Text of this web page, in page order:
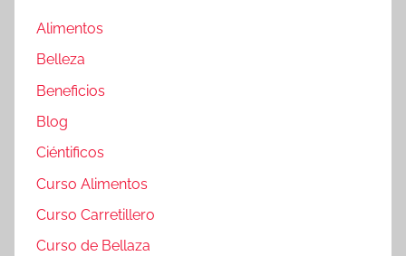
Alimentos
Belleza
Beneficios
Blog
Ciéntificos
Curso Alimentos
Curso Carretillero
Curso de Bellaza